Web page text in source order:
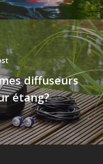
diffuseurs
étang?